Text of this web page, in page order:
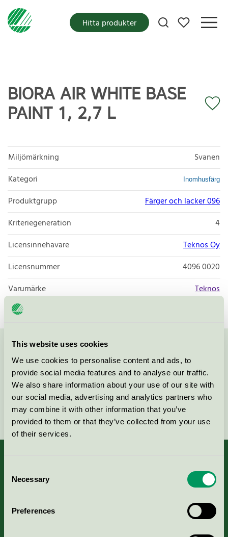
This website uses cookies
We use cookies to personalise content and ads, to
provide social media features and to analyse our traffic.
We also share information about your use of our site with
our social media, advertising and analytics partners who
may combine it with other information that you’ve
provided to them or that they’ve collected from your use
of their services.
Selection
Necessary
Preferences
Mina favoriter
Hitta produkter
BIORA AIR WHITE BASE
PAINT 1, 2,7 L
Miljömärkning
Svanen
Kategori
Inomhusfärg
Produktgrupp
Färger och lacker 096
Kriteriegeneration
4
Licensinnehavare
Teknos Oy
Licensnummer
4096 0020
Varumärke
Teknos
Kontakta oss på08-55 55 24 00eller via formuläret:
Fortsätt